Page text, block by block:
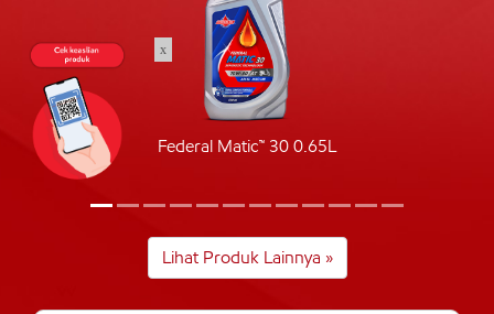
Federal Matic™ 30 0.65L
Lihat Produk Lainnya »
x